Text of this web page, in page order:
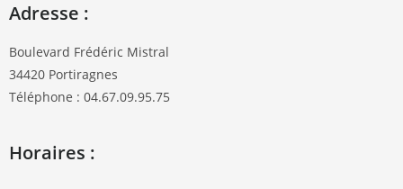
Adresse :
Boulevard Frédéric Mistral
34420 Portiragnes
Téléphone : 04.67.09.95.75
Horaires :